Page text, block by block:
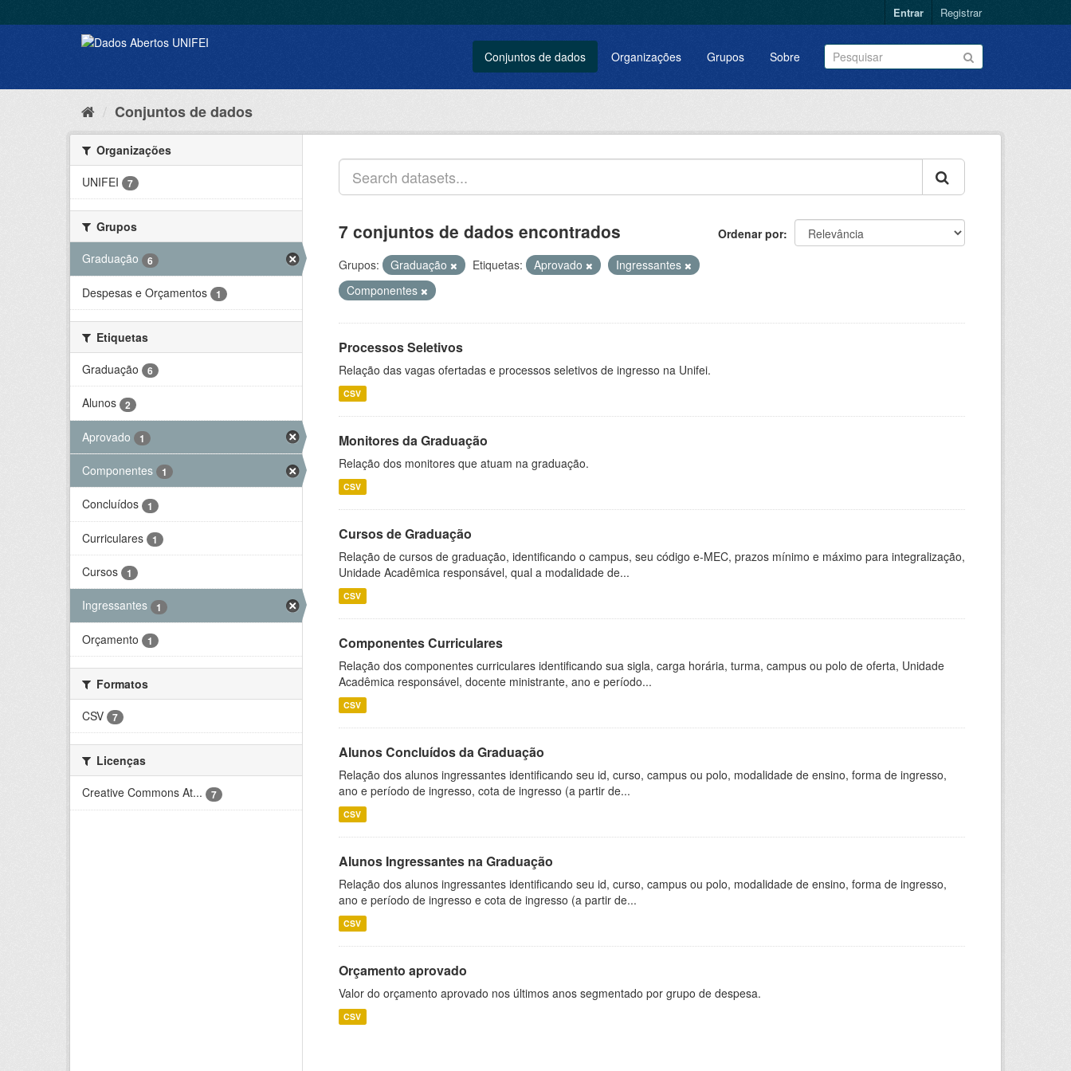
Entrar Registrar
Conjuntos de dados Organizações Grupos Sobre
Conjuntos de dados
Organizações
UNIFEI
7
Grupos
Graduação
6
Despesas e Orçamentos 1
Etiquetas
Graduação
6
Alunos 2
Aprovado 1
Componentes 1
Concluídos 1
Curriculares 1
Cursos 1
Ingressantes 1
Orçamento 1
Formatos
CSV
7
Licenças
Creative Commons At...
7
Ordenar por
7 conjuntos de dados encontrados
Grupos: Graduação Etiquetas: Aprovado
Ingressantes
Componentes
Processos Seletivos
Relação das vagas ofertadas e processos seletivos de ingresso na Unifei.
CSV
Monitores da Graduação
Relação dos monitores que atuam na graduação.
CSV
Cursos de Graduação
Relação de cursos de graduação, identificando o campus, seu código e-MEC, prazos mínimo e máximo para integralização,
Unidade Acadêmica responsável, qual a modalidade de...
CSV
Componentes Curriculares
Relação dos componentes curriculares identificando sua sigla, carga horária, turma, campus ou polo de oferta, Unidade
Acadêmica responsável, docente ministrante, ano e período...
CSV
Alunos Concluídos da Graduação
Relação dos alunos ingressantes identificando seu id, curso, campus ou polo, modalidade de ensino, forma de ingresso,
ano e período de ingresso, cota de ingresso (a partir de...
CSV
Alunos Ingressantes na Graduação
Relação dos alunos ingressantes identificando seu id, curso, campus ou polo, modalidade de ensino, forma de ingresso,
ano e período de ingresso e cota de ingresso (a partir de...
CSV
Orçamento aprovado
Valor do orçamento aprovado nos últimos anos segmentado por grupo de despesa.
CSV